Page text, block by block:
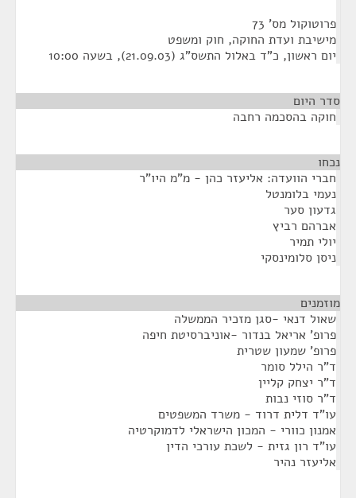
פרוטוקול מס' 73
מישיבת ועדת החוקה, חוק ומשפט
יום ראשון, כ"ד באלול התשס"ג (21.09.03), בשעה 10:00
סדר היום
חוקה בהסכמה רחבה
נכחו
חברי הוועדה: אליעזר כהן - מ"מ היו"ר
נעמי בלומנטל
גדעון סער
אברהם רביץ
יולי תמיר
ניסן סלומינסקי
מוזמנים
שאול דנאי -סגן מזכיר הממשלה
פרופ' אריאל בנדור -אוניברסיטת חיפה
פרופ' שמעון שטרית
ד"ר הילל סומר
ד"ר יצחק קליין
ד"ר סוזי נבות
עו"ד דלית דרוד - משרד המשפטים
אמנון כוורי - המכון הישראלי לדמוקרטיה
עו"ד רון גזית - לשכת עורכי הדין
אליעזר נהיר